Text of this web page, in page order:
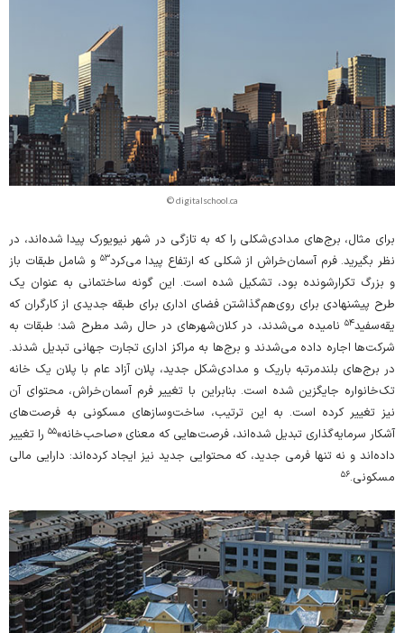
© digitalschool.ca
برای مثال، برج‌های مدادی‌شکلی را که به‌ تازگی در شهر نیویورک پیدا شده‌اند، در
نظر بگیرید. فرم آسمان‌خراش از شکلی که ارتفاع پیدا می‌کرد۵۳ و شامل طبقات باز
و بزرگ تکرارشونده بود، تشکیل شده است. این گونه ساختمانی به عنوان یک
طرح پیشنهادی برای روی‌هم‌گذاشتن فضای اداری برای طبقه‌ جدیدی از کارگران که
یقه‌سفید۵۴ نامیده می‌شدند، در کلان‌شهرهای در حال‌ رشد مطرح شد؛ طبقات به
شرکت‌ها اجاره داده می‌شدند و برج‌ها به مراکز اداری تجارت جهانی تبدیل شدند.
در برج‌های بلندمرتبه‌ باریک و مدادی‌شکل‌ جدید، پلان آزاد عام با پلان یک خانه‌
تک‌خانواره جایگزین شده است. بنابراین با تغییر فرم آسمان‌خراش، محتوای آن
نیز تغییر کرده است. به این ترتیب، ساخت‌و‌سازهای مسکونی به فرصت‌های
آشکار سرمایه‌گذاری تبدیل شده‌اند، فرصت‌هایی که معنای «صاحب‌خانه»۵۵ را تغییر
داده‌اند و نه‌ تنها فرمی جدید، که محتوایی جدید نیز ایجاد کرده‌اند: دارایی مالی
مسکونی.۵۶